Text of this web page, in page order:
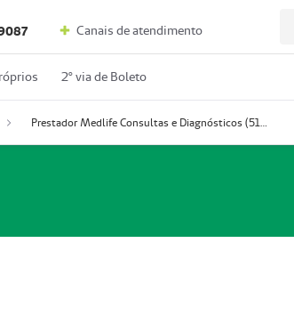
Canais de atendimento
2º via de Boleto
Prestador Medlife Consultas e Diagnósticos (51004334-2)